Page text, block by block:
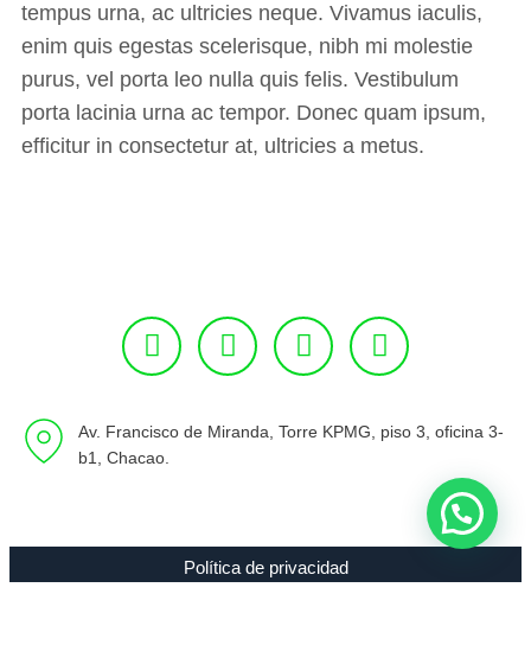
tempus urna, ac ultricies neque. Vivamus iaculis,
enim quis egestas scelerisque, nibh mi molestie
purus, vel porta leo nulla quis felis. Vestibulum
porta lacinia urna ac tempor. Donec quam ipsum,
efficitur in consectetur at, ultricies a metus.
Av. Francisco de Miranda, Torre KPMG, piso 3, oficina 3-
b1, Chacao.
Política de privacidad